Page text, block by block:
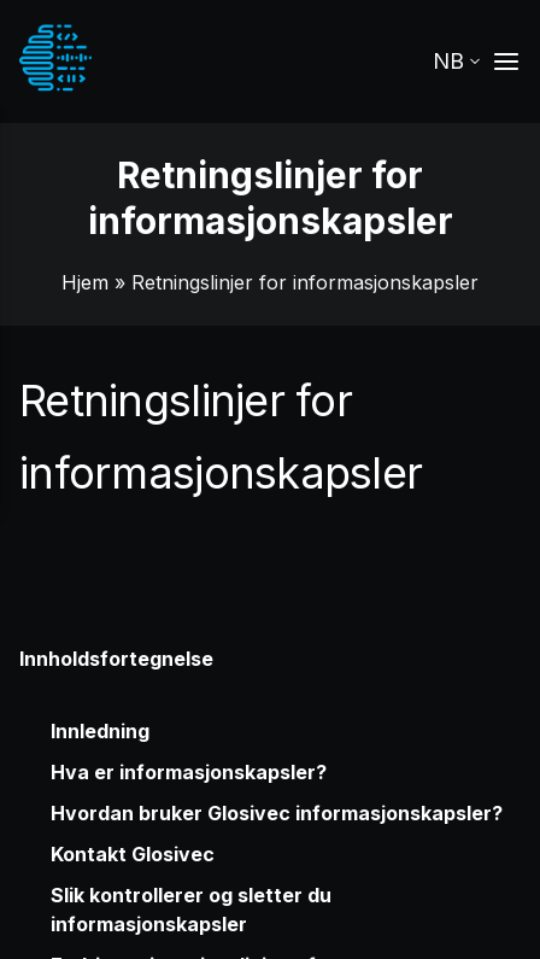
NB
Retningslinjer for
informasjonskapsler
Hjem » Retningslinjer for informasjonskapsler
Retningslinjer for
informasjonskapsler
Innholdsfortegnelse
Innledning
Hva er informasjonskapsler?
Hvordan bruker Glosivec informasjonskapsler?
Kontakt Glosivec
Slik kontrollerer og sletter du
informasjonskapsler